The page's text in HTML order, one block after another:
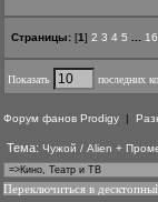
Страницы: [1] 2 3 4 5 16
Показать последних
Форум фанов Prodigy |
Тема: Чужой / Alien +
Переключиться в